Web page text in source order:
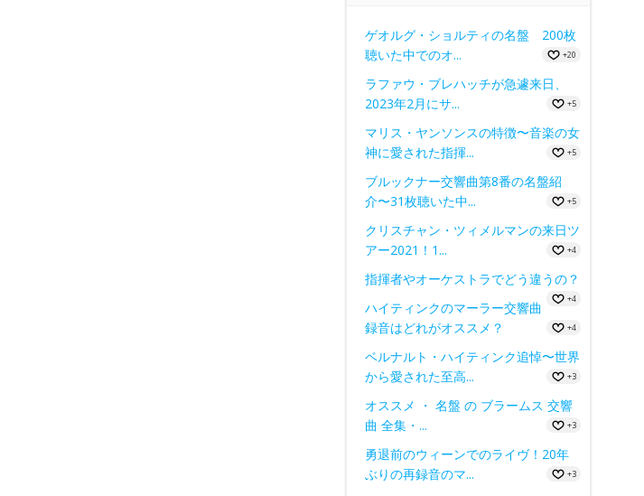
ゲオルグ・ショルティの名盤 200枚
聴いた中でのオ...
+20
ラファウ・ブレハッチが急遽来日、
2023年2月にサ...
+5
マリス・ヤンソンスの特徴〜音楽の女
神に愛された指揮...
+5
ブルックナー交響曲第8番の名盤紹
介〜31枚聴いた中...
+5
クリスチャン・ツィメルマンの来日ツ
アー2021！1...
+4
指揮者やオーケストラでどう違うの？
+4
ハイティンクのマーラー交響曲
録音はどれがオススメ？
+4
ベルナルト・ハイティンク追悼〜世界
から愛された至高...
+3
オススメ ・ 名盤 の ブラームス 交響
曲 全集・...
+3
勇退前のウィーンでのライヴ！20年
ぶりの再録音のマ...
+3